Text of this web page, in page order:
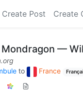
Create Post Create
Mondragon —
to France